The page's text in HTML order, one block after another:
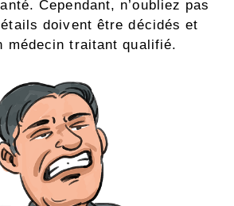
Cependant, n’oubliez pas
doivent être décidés et
médecin traitant qualifié.